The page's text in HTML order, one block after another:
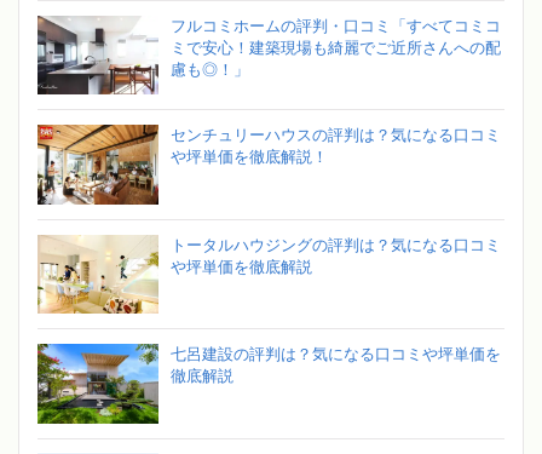
フルコミホームの評判・口コミ「すべてコミコ
ミで安心！建築現場も綺麗でご近所さんへの配
慮も◎！」
センチュリーハウスの評判は？気になる口コミ
や坪単価を徹底解説！
トータルハウジングの評判は？気になる口コミ
や坪単価を徹底解説
七呂建設の評判は？気になる口コミや坪単価を
徹底解説